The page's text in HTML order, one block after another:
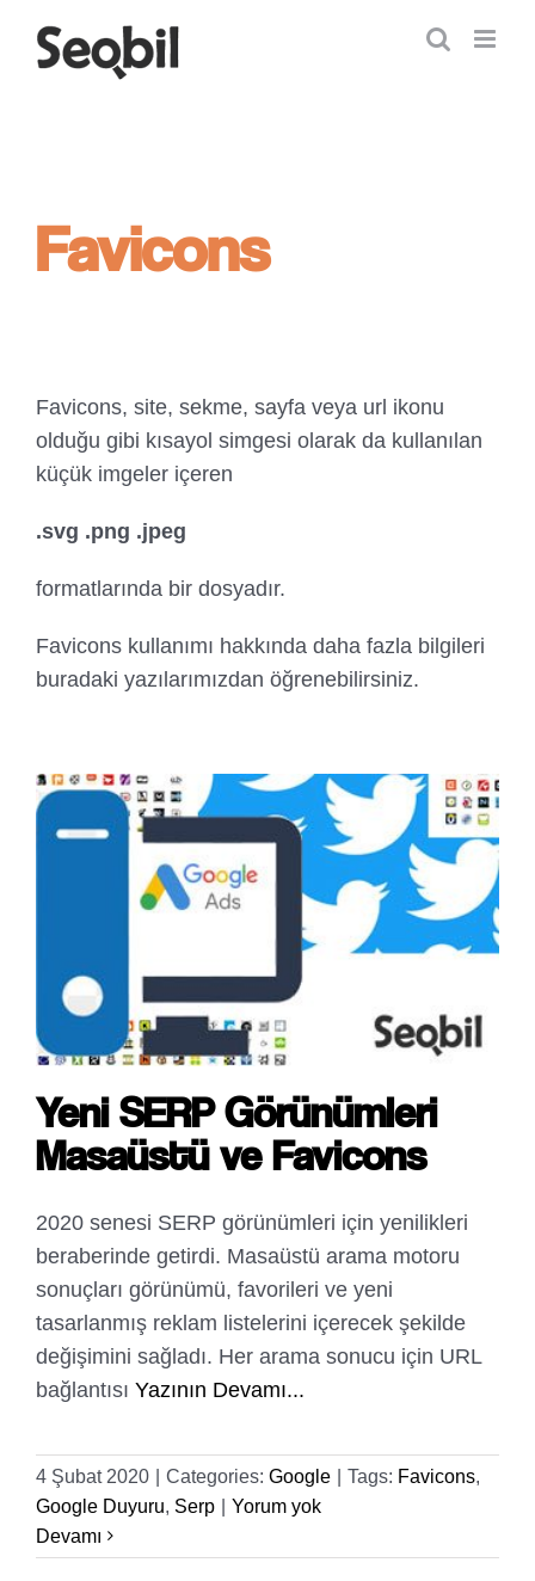
Favicons
Favicons, site, sekme, sayfa veya url ikonu
olduğu gibi kısayol simgesi olarak da kullanılan
küçük imgeler içeren
.svg .png .jpeg
formatlarında bir dosyadır.
Favicons kullanımı hakkında daha fazla bilgileri
buradaki yazılarımızdan öğrenebilirsiniz.
Yeni SERP Görünümleri
Masaüstü ve Favicons
2020 senesi SERP görünümleri için yenilikleri
beraberinde getirdi. Masaüstü arama motoru
sonuçları görünümü, favorileri ve yeni
tasarlanmış reklam listelerini içerecek şekilde
değişimini sağladı. Her arama sonucu için URL
bağlantısı Yazının Devamı...
4 Şubat 2020 Categories: Google Tags: Favicons,
Google Duyuru, Serp
Yorum yok
Devamı